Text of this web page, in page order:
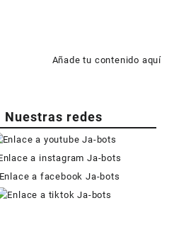
Añade tu contenido aquí
Nuestras redes